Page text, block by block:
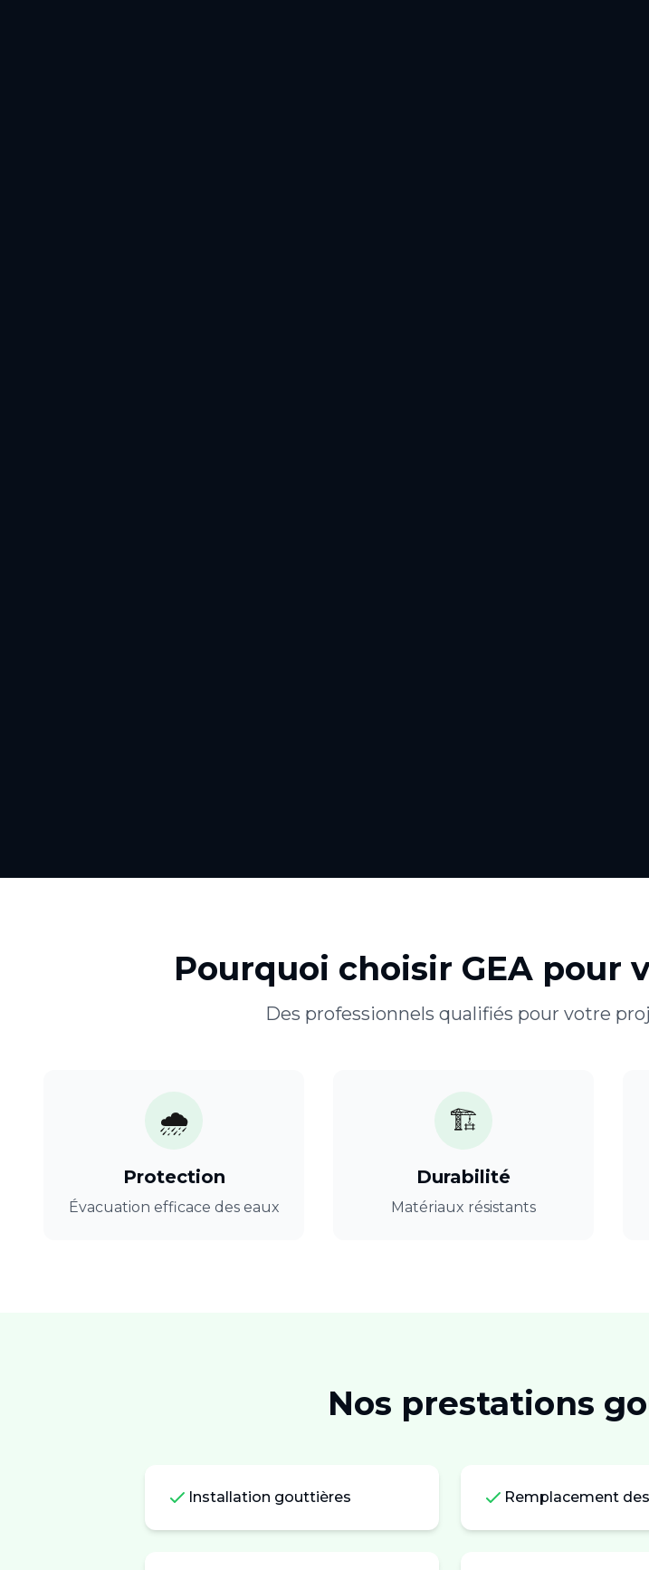
Pourquoi choisir GEA pour
Des professionnels qualifiés pour votre
🌧️
Protection
Évacuation efficace des eaux
🏗️
Durabilité
Matériaux résistants
Nos prestations
Installation gouttières Remplacement